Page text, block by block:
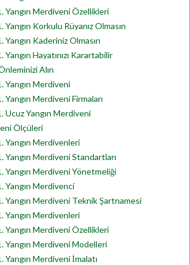
Yangın Merdiveni Özellikleri
Korkulu Rüyanız Olmasın
Kaderiniz Olmasın
Hayatınızı Karartabilir
Alın
Yangın Merdiveni
Merdiveni Firmaları
Ucuz Yangın Merdiveni
Ölçüleri
Yangın Merdivenleri
Yangın Merdiveni Standartları
Yangın Merdiveni Yönetmeliği
Yangın Merdivenci
Yangın Merdiveni Teknik Şartnamesi
Yangın Merdivenleri
Yangın Merdiveni Özellikleri
Yangın Merdiveni Modelleri
Yangın Merdiveni İmalatı